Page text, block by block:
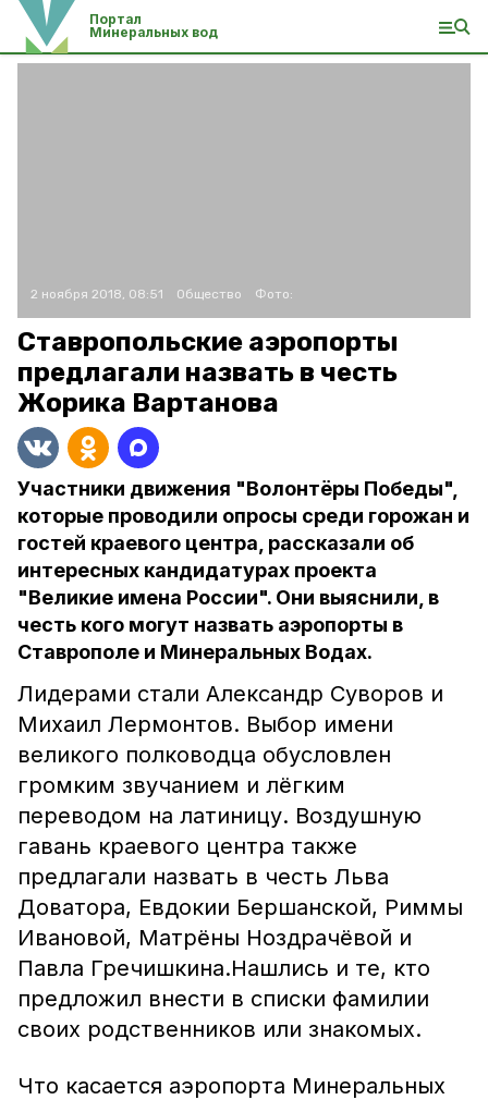
Портал
Минеральных вод
2 ноября 2018, 08:51 Общество Фото:
Ставропольские аэропорты
предлагали назвать в честь
Жорика Вартанова
Участники движения "Волонтёры Победы",
которые проводили опросы среди горожан и
гостей краевого центра, рассказали об
интересных кандидатурах проекта
"Великие имена России". Они выяснили, в
честь кого могут назвать аэропорты в
Ставрополе и Минеральных Водах.
Лидерами стали Александр Суворов и
Михаил Лермонтов. Выбор имени
великого полководца обусловлен
громким звучанием и лёгким
переводом на латиницу. Воздушную
гавань краевого центра также
предлагали назвать в честь Льва
Доватора, Евдокии Бершанской, Риммы
Ивановой, Матрёны Ноздрачёвой и
Павла Гречишкина.Нашлись и те, кто
предложил внести в списки фамилии
своих родственников или знакомых.
Что касается аэропорта Минеральных